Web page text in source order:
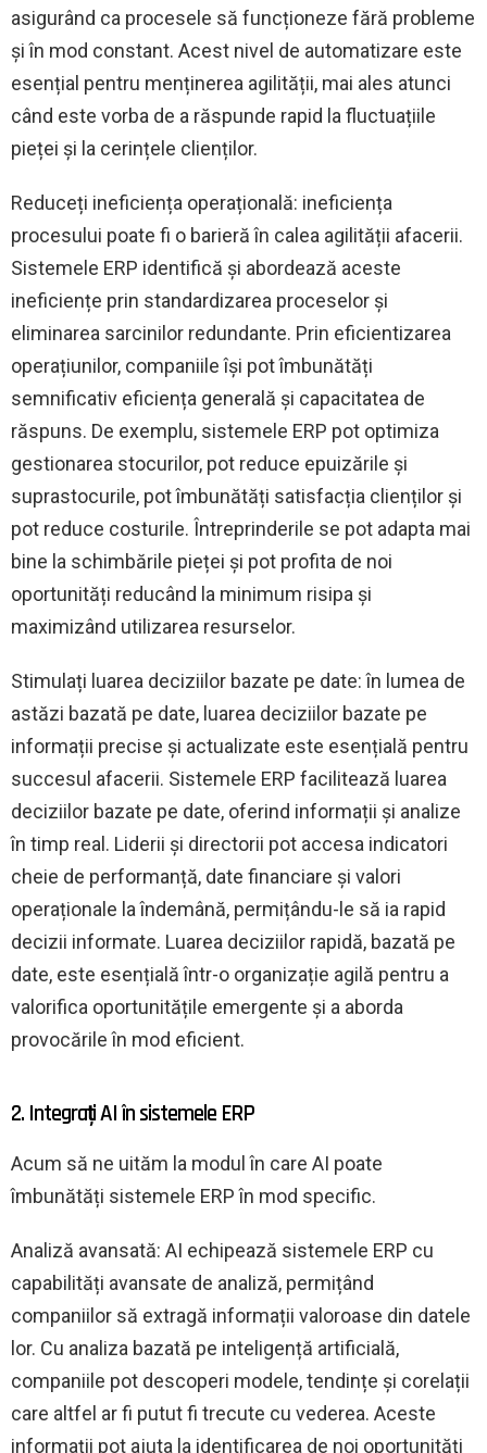
asigurând ca procesele să funcționeze fără probleme
și în mod constant. Acest nivel de automatizare este
esențial pentru menținerea agilității, mai ales atunci
când este vorba de a răspunde rapid la fluctuațiile
pieței și la cerințele clienților.
Reduceți ineficiența operațională: ineficiența
procesului poate fi o barieră în calea agilității afacerii.
Sistemele ERP identifică și abordează aceste
ineficiențe prin standardizarea proceselor și
eliminarea sarcinilor redundante. Prin eficientizarea
operațiunilor, companiile își pot îmbunătăți
semnificativ eficiența generală și capacitatea de
răspuns. De exemplu, sistemele ERP pot optimiza
gestionarea stocurilor, pot reduce epuizările și
suprastocurile, pot îmbunătăți satisfacția clienților și
pot reduce costurile. Întreprinderile se pot adapta mai
bine la schimbările pieței și pot profita de noi
oportunități reducând la minimum risipa și
maximizând utilizarea resurselor.
Stimulați luarea deciziilor bazate pe date: în lumea de
astăzi bazată pe date, luarea deciziilor bazate pe
informații precise și actualizate este esențială pentru
succesul afacerii. Sistemele ERP facilitează luarea
deciziilor bazate pe date, oferind informații și analize
în timp real. Liderii și directorii pot accesa indicatori
cheie de performanță, date financiare și valori
operaționale la îndemână, permițându-le să ia rapid
decizii informate. Luarea deciziilor rapidă, bazată pe
date, este esențială într-o organizație agilă pentru a
valorifica oportunitățile emergente și a aborda
provocările în mod eficient.
2. Integrați AI în sistemele ERP
Acum să ne uităm la modul în care AI poate
îmbunătăți sistemele ERP în mod specific.
Analiză avansată: AI echipează sistemele ERP cu
capabilități avansate de analiză, permițând
companiilor să extragă informații valoroase din datele
lor. Cu analiza bazată pe inteligență artificială,
companiile pot descoperi modele, tendințe și corelații
care altfel ar fi putut fi trecute cu vederea. Aceste
informații pot ajuta la identificarea de noi oportunități